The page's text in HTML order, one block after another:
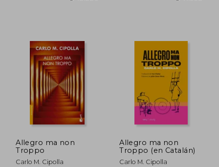
₡ 12.228
Allegro ma non
Troppo
Carlo M. Cipolla
Allegro ma non
Troppo (en Catalán)
Carlo M. Cipolla